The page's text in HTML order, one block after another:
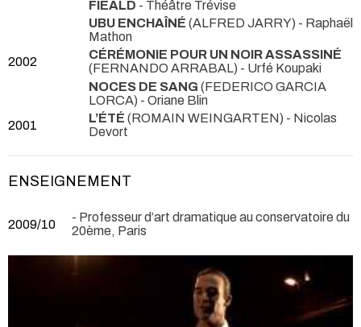
FIEALD - Théâtre Trévise
UBU ENCHAÎNÉ (ALFRED JARRY) - Raphaël
Mathon
2002
CÉRÉMONIE POUR UN NOIR ASSASSINÉ
(FERNANDO ARRABAL) - Urfé Koupaki
NOCES DE SANG (FEDERICO GARCIA
LORCA) - Oriane Blin
2001
L’ÉTÉ (ROMAIN WEINGARTEN) - Nicolas
Devort
ENSEIGNEMENT
2009/10
- Professeur d’art dramatique au conservatoire du
20ème, Paris